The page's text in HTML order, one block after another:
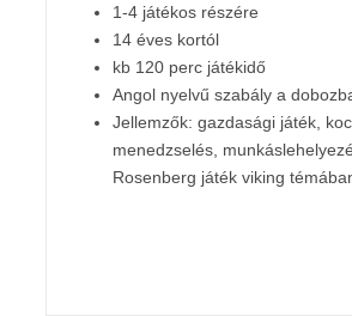
1-4 játékos részére
14 éves kortól
kb 120 perc játékidő
Angol nyelvű szabály a
Jellemzők: gazdasági játék,
menedzselés,
Rosenberg játék viking